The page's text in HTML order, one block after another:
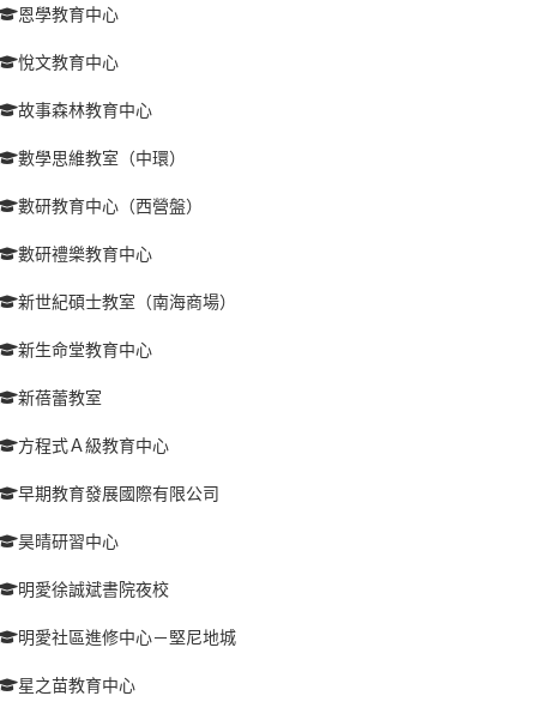
恩學教育中心
悅文教育中心
故事森林教育中心
數學思維教室（中環）
數研教育中心（西營盤）
數研禮樂教育中心
新世紀碩士教室（南海商場）
新生命堂教育中心
新蓓蕾教室
方程式Ａ級教育中心
早期教育發展國際有限公司
昊晴研習中心
明愛徐誠斌書院夜校
明愛社區進修中心－堅尼地城
星之苗教育中心